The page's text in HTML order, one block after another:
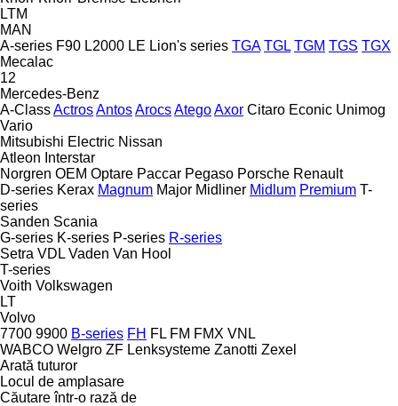
LTM
MAN
A-series F90 L2000 LE Lion's series TGA TGL TGM TGS TGX
Mecalac
12
Mercedes-Benz
A-ClassActrosAntosArocsAtegoAxor Citaro Econic Unimog
Vario
Mitsubishi Electric Nissan
Atleon Interstar
Norgren OEM Optare Paccar Pegaso Porsche Renault
D-series Kerax Magnum Major Midliner Midlum Premium T-
series
Sanden Scania
G-series K-series P-series R-series
Setra VDL Vaden Van Hool
T-series
Voith Volkswagen
LT
Volvo
7700 9900 B-series FH FL FM FMX VNL
WABCO Welgro ZF Lenksysteme Zanotti Zexel
Arată tuturor
Locul de amplasare
Căutare într-o rază de